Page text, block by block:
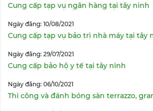
Cung cấp tạp vụ ngân hàng tại tây ninh
Ngày đăng: 10/08/2021
Cung cấp tạp vụ bảo trì nhà máy tại tây
Ngày đăng: 29/07/2021
Cung cấp bảo hộ y tế tại tây ninh
Ngày đăng: 06/10/2021
Thi công và đánh bóng sàn terrazzo,